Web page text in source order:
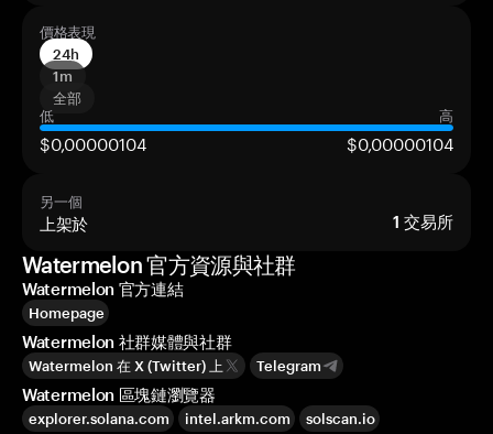
價格表現
24h
1m
全部
低
高
$0,00000104 $0,00000104
另一個
上架於 1 交易所
Watermelon 官方資源與社群
Watermelon 官方連結
Homepage
Watermelon 社群媒體與社群
Watermelon 在 X (Twitter) 上 Telegram
Watermelon 區塊鏈瀏覽器
explorer.solana.com intel.arkm.com solscan.io